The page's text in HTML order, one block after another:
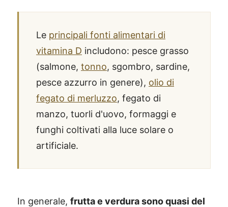
Le principali fonti alimentari di
vitamina D includono: pesce grasso
(salmone, tonno, sgombro, sardine,
pesce azzurro in genere), olio di
fegato di merluzzo, fegato di
manzo, tuorli d'uovo, formaggi e
funghi coltivati alla luce solare o
artificiale.
In generale, frutta e verdura sono quasi del